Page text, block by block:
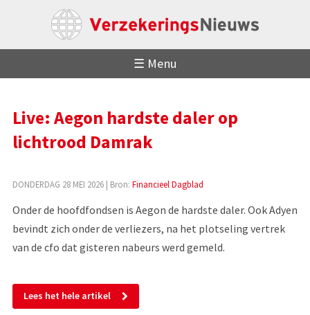
☰ Menu
Live: Aegon hardste daler op
lichtrood Damrak
DONDERDAG 28 MEI 2026| Bron: Financieel Dagblad
Onder de hoofdfondsen is Aegon de hardste daler. Ook Adyen
bevindt zich onder de verliezers, na het plotseling vertrek
van de cfo dat gisteren nabeurs werd gemeld.
Lees het hele artikel